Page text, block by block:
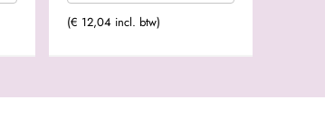
(€ 12,04 incl. btw)